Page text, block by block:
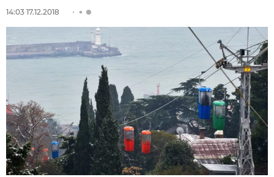
14:03 17.12.2018